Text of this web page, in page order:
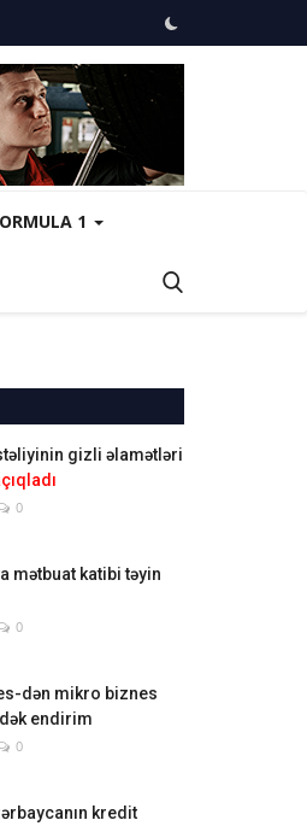
1
gizli əlamətləri
0
mətbuat katibi təyin
0
dən mikro biznes
endirim
0
kredit